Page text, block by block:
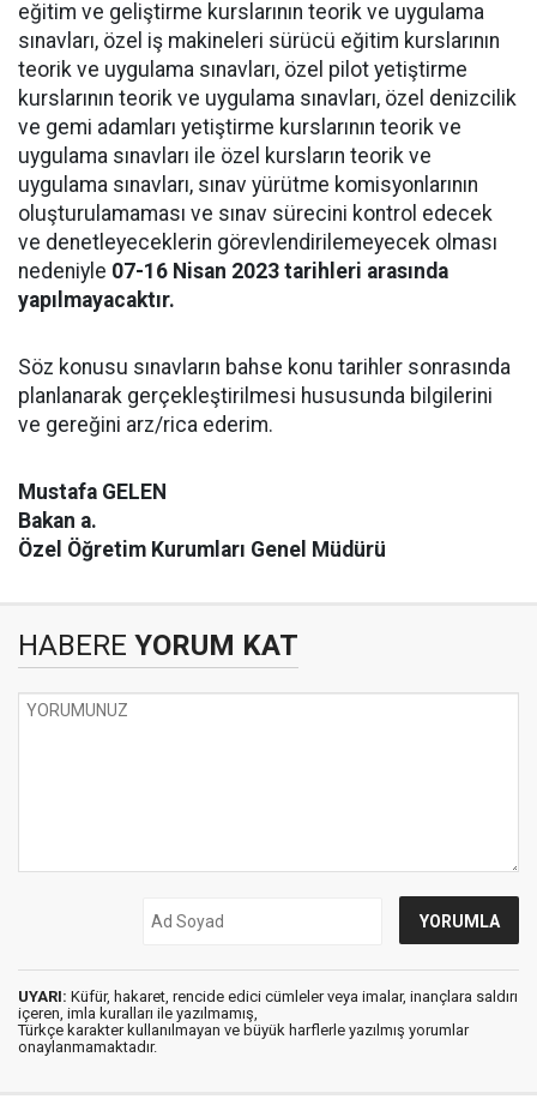
eğitim ve geliştirme kurslarının teorik ve uygulama
sınavları, özel iş makineleri sürücü eğitim kurslarının
teorik ve uygulama sınavları, özel pilot yetiştirme
kurslarının teorik ve uygulama sınavları, özel denizcilik
ve gemi adamları yetiştirme kurslarının teorik ve
uygulama sınavları ile özel kursların teorik ve
uygulama sınavları, sınav yürütme komisyonlarının
oluşturulamaması ve sınav sürecini kontrol edecek
ve denetleyeceklerin görevlendirilemeyecek olması
nedeniyle 07-16 Nisan 2023 tarihleri arasında
yapılmayacaktır.
Söz konusu sınavların bahse konu tarihler sonrasında
planlanarak gerçekleştirilmesi hususunda bilgilerini
ve gereğini arz/rica ederim.
Mustafa GELEN
Bakan a.
Özel Öğretim Kurumları Genel Müdürü
HABERE YORUM KAT
UYARI: Küfür, hakaret, rencide edici cümleler veya imalar, inançlara saldırı
içeren, imla kuralları ile yazılmamış,
Türkçe karakter kullanılmayan ve büyük harflerle yazılmış yorumlar
onaylanmamaktadır.